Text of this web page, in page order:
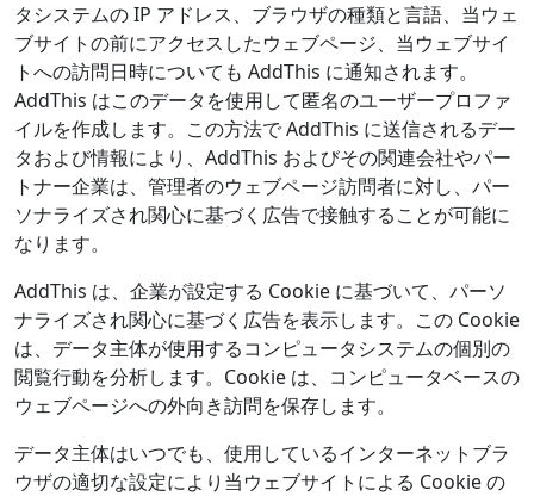
タシステムの IP アドレス、ブラウザの種類と言語、当ウェ
ブサイトの前にアクセスしたウェブページ、当ウェブサイ
トへの訪問日時についても AddThis に通知されます。
AddThis はこのデータを使用して匿名のユーザープロファ
イルを作成します。この方法で AddThis に送信されるデー
タおよび情報により、AddThis およびその関連会社やパー
トナー企業は、管理者のウェブページ訪問者に対し、パー
ソナライズされ関心に基づく広告で接触することが可能に
なります。
AddThis は、企業が設定する Cookie に基づいて、パーソ
ナライズされ関心に基づく広告を表示します。この Cookie
は、データ主体が使用するコンピュータシステムの個別の
閲覧行動を分析します。Cookie は、コンピュータベースの
ウェブページへの外向き訪問を保存します。
データ主体はいつでも、使用しているインターネットブラ
ウザの適切な設定により当ウェブサイトによる Cookie の